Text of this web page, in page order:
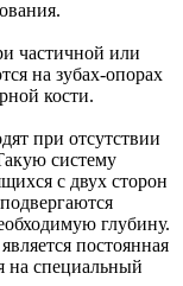
частичной или
на зубах-опорах
кости.
при отсутствии
систему
с двух сторон
глубину.
постоянная
на специальный